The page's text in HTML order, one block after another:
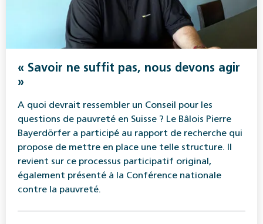
« Savoir ne suffit pas, nous devons agir
»
A quoi devrait ressembler un Conseil pour les
questions de pauvreté en Suisse ? Le Bâlois Pierre
Bayerdörfer a participé au rapport de recherche qui
propose de mettre en place une telle structure. Il
revient sur ce processus participatif original,
également présenté à la Conférence nationale
contre la pauvreté.